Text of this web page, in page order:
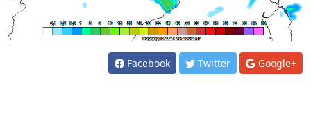
Facebook Twitter Google+